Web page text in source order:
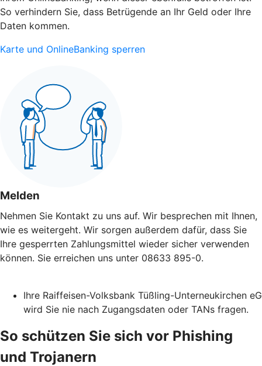
So verhindern Sie, dass Betrügende an Ihr Geld oder Ihre
Daten kommen.
Karte und OnlineBanking sperren
Melden
Nehmen Sie Kontakt zu uns auf. Wir besprechen mit Ihnen,
wie es weitergeht. Wir sorgen außerdem dafür, dass Sie
Ihre gesperrten Zahlungsmittel wieder sicher verwenden
können. Sie erreichen uns unter 08633 895-0.
Ihre Raiffeisen-Volksbank Tüßling-Unterneukirchen eG
wird Sie nie nach Zugangsdaten oder TANs fragen.
So schützen Sie sich vor Phishing
und Trojanern